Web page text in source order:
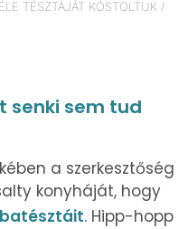
TÉSZTÁJÁT KÓSTOLTUK /
senki sem tud
a szerkesztőség
konyháját, hogy
. Hipp-hopp